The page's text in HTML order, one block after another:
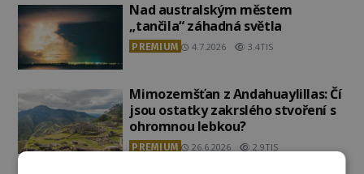
Nad australským městem
„tančila“ záhadná světla
PREMIUM 4.7.2026 3.4TIS
Mimozemšťan z Andahuaylillas: Čí
jsou ostatky zakrslého stvoření s
ohromnou lebkou?
PREMIUM 26.6.2026 2.9TIS